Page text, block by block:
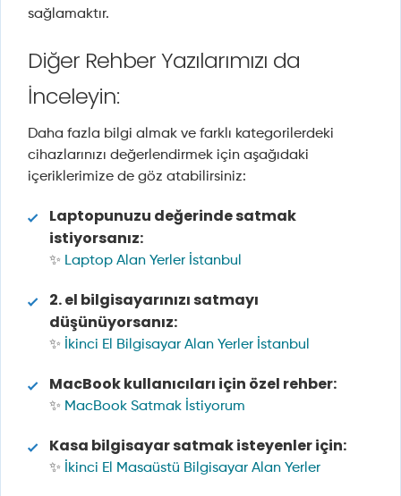
sağlamaktır.
Diğer Rehber Yazılarımızı da
İnceleyin:
Daha fazla bilgi almak ve farklı kategorilerdeki
cihazlarınızı değerlendirmek için aşağıdaki
içeriklerimize de göz atabilirsiniz:
Laptopunuzu değerinde satmak
istiyorsanız:
✨ Laptop Alan Yerler İstanbul
2. el bilgisayarınızı satmayı
düşünüyorsanız:
✨ İkinci El Bilgisayar Alan Yerler İstanbul
MacBook kullanıcıları için özel rehber:
✨ MacBook Satmak İstiyorum
Kasa bilgisayar satmak isteyenler için:
✨ İkinci El Masaüstü Bilgisayar Alan Yerler